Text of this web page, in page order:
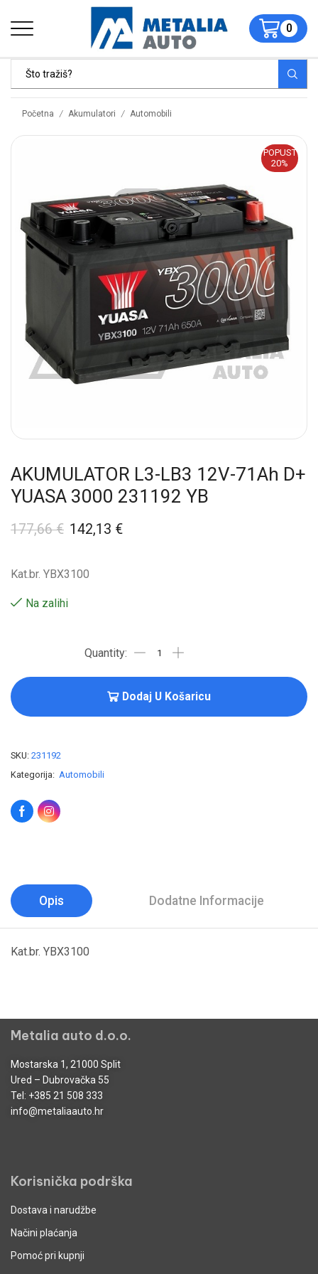
0
Početna / Akumulatori / Automobili
POPUST
20%
AKUMULATOR L3-LB3 12V-71Ah D+
YUASA 3000 231192 YB
177,66€ 142,13 €
Kat.br. YBX3100
Na zalihi
Dodaj U Košaricu
SKU: 231192
Kategorija: Automobili
Opis Dodatne Informacije
Kat.br. YBX3100
Metalia auto d.o.o.
Mostarska 1, 21000 Split
Ured – Dubrovačka 55
Tel: +385 21 508 333
info@metaliaauto.hr
Korisnička podrška
Dostava i narudžbe
Načini plaćanja
Pomoć pri kupnji